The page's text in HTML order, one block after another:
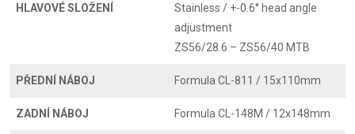
HLAVOVÉ SLOŽENÍ
Stainless / +-0.6° head angle
adjustment
ZS56/28.6 – ZS56/40 MTB
PŘEDNÍ NÁBOJ Formula CL-811 / 15x110mm
ZADNÍ NÁBOJ Formula CL-148M / 12x148mm